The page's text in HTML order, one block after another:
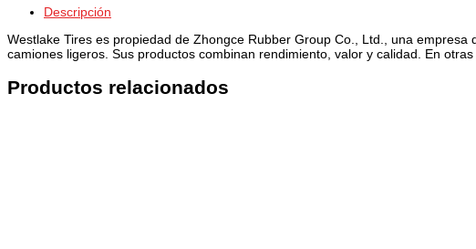
Descripción
Westlake Tires es propiedad de Zhongce Rubber Group Co., Ltd., una
camiones ligeros. Sus productos combinan rendimiento, valor y calidad. En
Productos relacionados